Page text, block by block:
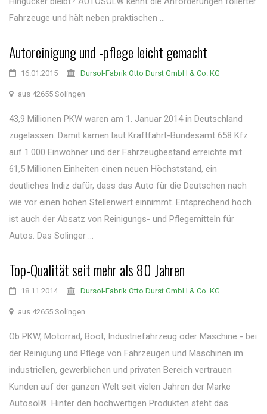
Fahrzeuge und hält neben praktischen ...
Autoreinigung und -pflege leicht gemacht
16.01.2015 Dursol-Fabrik Otto Durst GmbH & Co. KG
aus 42655 Solingen
43,9 Millionen PKW waren am 1. Januar 2014 in Deutschland
zugelassen. Damit kamen laut Kraftfahrt-Bundesamt 658 Kfz
auf 1.000 Einwohner und der Fahrzeugbestand erreichte mit
61,5 Millionen Einheiten einen neuen Höchststand, ein
deutliches Indiz dafür, dass das Auto für die Deutschen nach
wie vor einen hohen Stellenwert einnimmt. Entsprechend hoch
ist auch der Absatz von Reinigungs- und Pflegemitteln für
Autos. Das Solinger ...
Top-Qualität seit mehr als 80 Jahren
18.11.2014 Dursol-Fabrik Otto Durst GmbH & Co. KG
aus 42655 Solingen
Ob PKW, Motorrad, Boot, Industriefahrzeug oder Maschine - bei
der Reinigung und Pflege von Fahrzeugen und Maschinen im
industriellen, gewerblichen und privaten Bereich vertrauen
Kunden auf der ganzen Welt seit vielen Jahren der Marke
Autosol®. Hinter den hochwertigen Produkten steht das